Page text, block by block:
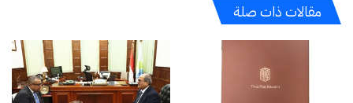
‘التجلي الأعظم’، يتم تطوير طريق سانت كاترين بدءًا
من المطار وحتى منطقة النبي صالح، ضمن جهود
الدولة لدعم التنمية الشاملة في المدينة، وذلك بتمويل
من وزارة الإسكان